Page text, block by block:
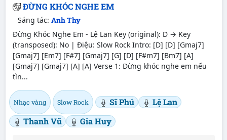
ĐỪNG KHÓC NGHE EM
Sáng tác: Anh Thy
Đừng Khóc Nghe Em - Lệ Lan Key (original): D → Key
(transposed): No | Điệu: Slow Rock Intro: [D] [D] [Gmaj7]
[Gmaj7] [Em7] [F#7] [Gmaj7] [G] [D] [F#m7] [Bm7] [A]
[Gmaj7] [Gmaj7] [A] [A] Verse 1: Đừng khóc nghe em nếu
tìn...
Nhạc vàng Slow Rock Sĩ Phú
Lệ Lan
Thanh Vũ
Gia Huy